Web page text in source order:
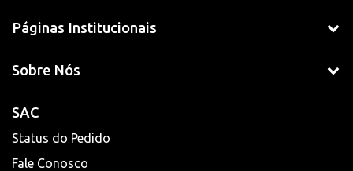
Páginas Institucionais
Sobre Nós
SAC
Status do Pedido
Fale Conosco